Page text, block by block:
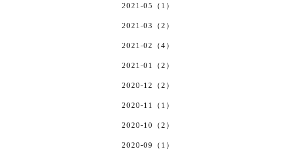
2021-05（1）
2021-03（2）
2021-02（4）
2021-01（2）
2020-12（2）
2020-11（1）
2020-10（2）
2020-09（1）